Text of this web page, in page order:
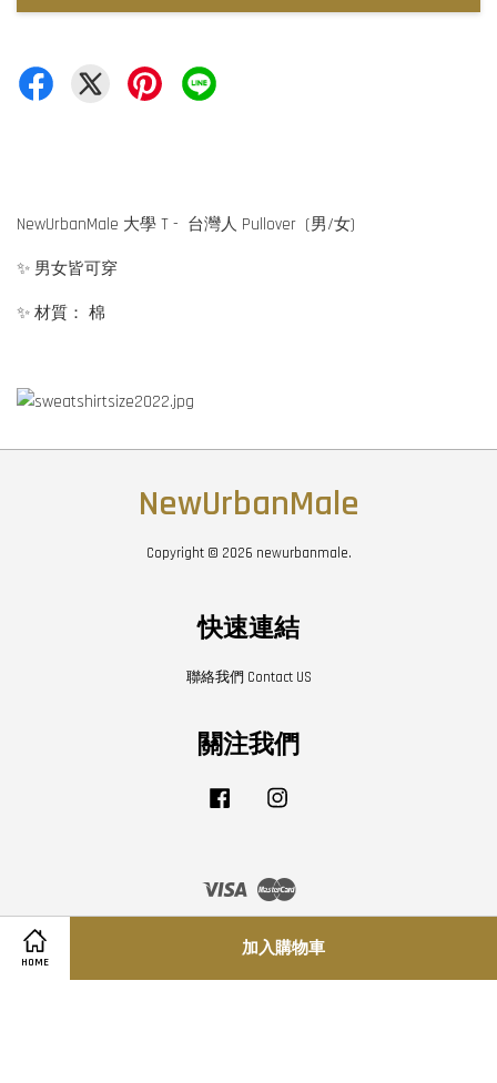
HOME
加入購物車
NewUrbanMale 大學 T - 台灣人 Pullover (男/女)
✨ 男女皆可穿
✨ 材質： 棉
NewUrbanMale
Copyright © 2026 newurbanmale.
快速連結
聯絡我們 Contact US
關注我們
Facebook
Visa Master